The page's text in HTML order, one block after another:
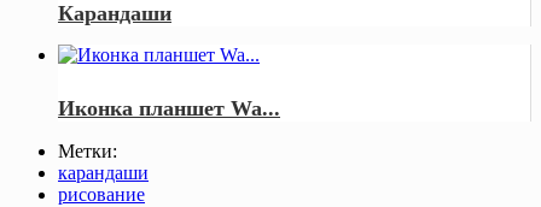
Карандаши
Иконка планшет Wa...
Метки:
карандаши
рисование